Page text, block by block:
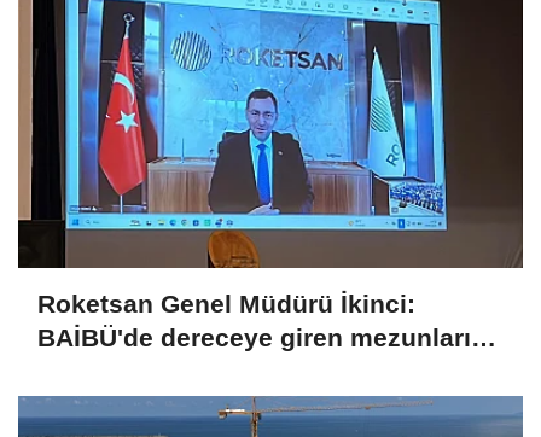
Roketsan Genel Müdürü İkinci:
BAİBÜ'de dereceye giren mezunları